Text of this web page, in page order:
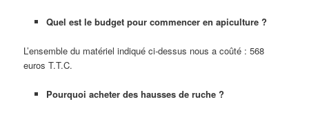
Quel est le budget pour commencer en apiculture ?
L’ensemble du matériel indiqué ci-dessus nous a coûté : 568
euros T.T.C.
Pourquoi acheter des hausses de ruche ?